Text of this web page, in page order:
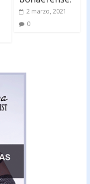
2 marzo, 2021
0